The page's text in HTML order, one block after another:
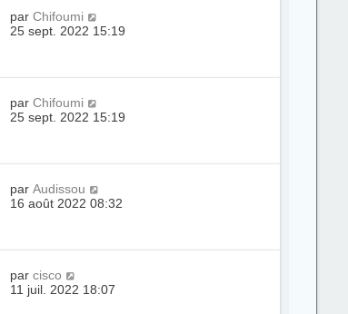
parChifoumi
25 sept. 2022 15:19
parChifoumi
25 sept. 2022 15:19
parAudissou
16 août 2022 08:32
parcisco
11 juil. 2022 18:07